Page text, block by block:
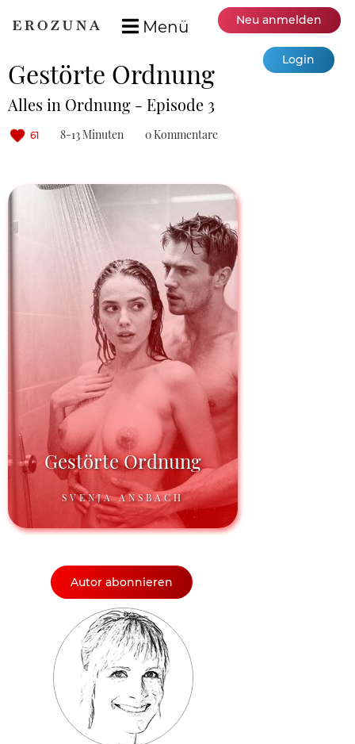
Menü Neu anmelden
Login
Gestörte Ordnung
Alles in Ordnung - Episode 3
61 8-13 Minuten 0 Kommentare
Gestörte Ordnung
SVENJA ANSBACH
Autor abonnieren